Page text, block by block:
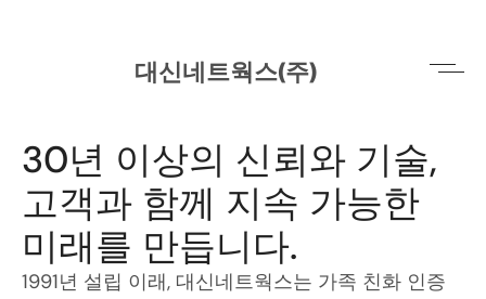
대신네트웍스(주)
30년 이상의 신뢰와 기술,
고객과 함께 지속 가능한
미래를 만듭니다.
1991년 설립 이래, 대신네트웍스는 가족 친화 인증